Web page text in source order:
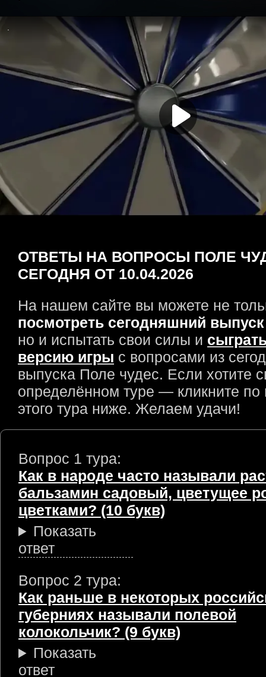
ОТВЕТЫ НА ВОПРОСЫ ПОЛЕ
СЕГОДНЯ ОТ 10.04.2026
На нашем сайте вы можете не
посмотреть сегодняшний
но и испытать свои силы и
версию игры с вопросами из
выпуска Поле чудес. Если хотите
определённом туре — кликните по
этого тура ниже. Желаем удачи!
Вопрос 1 тура:
Как в народе часто называли
бальзамин садовый, цветущее
цветками? (10 букв)
Показать
ответ
Вопрос 2 тура:
Как раньше в некоторых
губерниях называли полевой
колокольчик? (9 букв)
Показать
ответ